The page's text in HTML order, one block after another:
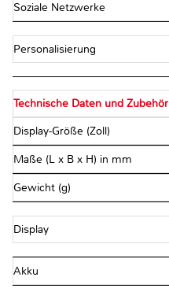
Soziale Netzwerke
Personalisierung
Technische Daten und Zubehör
Display-Größe (Zoll)
Maße (L x B x H) in mm
Gewicht (g)
Display
Akku